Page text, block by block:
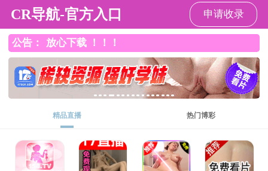
麻豆做爱
Toggle
当前位置： 麻豆做爱>就业信息